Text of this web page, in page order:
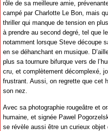
rôle de sa meilleure amie,
campé par Charlotte Le Bon, mais
thriller qui manque de tension en
à prendre au second degré, tel que
notamment lorsque Steve découpe
en se déhanchant en musique.
plus sa tournure bifurque vers de
cru, et complètement décomplexé,
frustrant. Aussi, on regrette que cet
son nez.
Avec sa photographie rougeâtre et
humaine, et signée Pawel
se révèle aussi être un curieux